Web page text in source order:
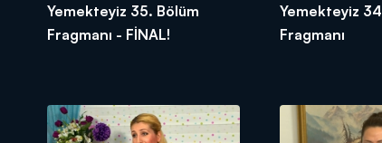
Yemekteyiz 35. Bölüm
Fragmanı - FİNAL!
Yemekteyiz
Fragmanı